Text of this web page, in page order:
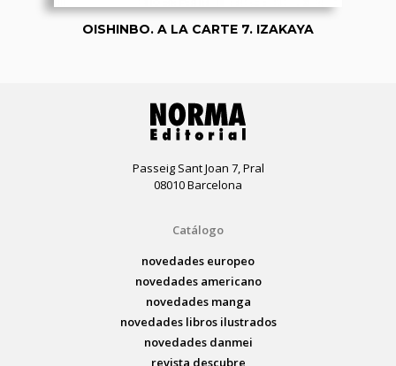
OISHINBO. A LA CARTE 7. IZAKAYA
Passeig Sant Joan 7, Pral
08010 Barcelona
Catálogo
novedades europeo
novedades americano
novedades manga
novedades libros ilustrados
novedades danmei
revista descubre